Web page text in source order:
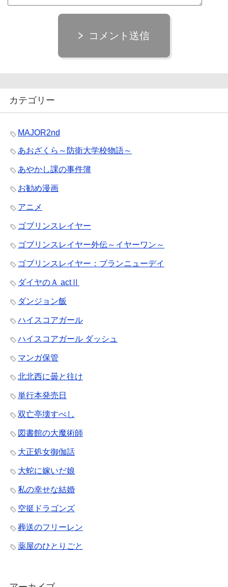
コメント送信
カテゴリー
MAJOR2nd
あおざくら～防衛大学校物語～
あやかし課の事件簿
お勧め漫画
アニメ
ゴブリンスレイヤー
ゴブリンスレイヤー外伝～イヤーワン～
ゴブリンスレイヤー：ブランニューデイ
ダイヤのＡ actⅡ
ダンジョン飯
ハイスコアガール
ハイスコアガール ダッシュ
マンガ保管
北北西に曇と往け
単行本発売日
双亡亭壊すべし
図書館の大魔術師
大正処女御伽話
大蛇に嫁いだ娘
私の幸せな結婚
空挺ドラゴンズ
葬送のフリーレン
薬屋のひとりごと